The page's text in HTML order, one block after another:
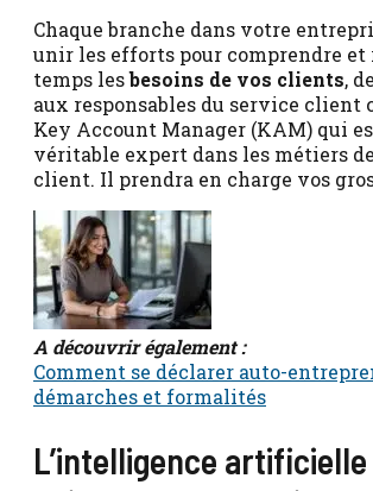
Chaque branche dans votre
unir les efforts pour comprendre et
temps lesbesoins de vos clients,
aux responsables du service client
Key Account Manager (KAM) qui
véritable expert dans les métiers
client. Il prendra en charge vos
A découvrir également :
Comment se déclarer auto-
démarches et formalités
L’intelligence artificielle